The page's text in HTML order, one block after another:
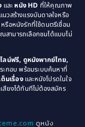
(1)
1978
1975
1970
1968
1963
และ หนัง HD ที่ให้คุณภาพ
วสร้างแรงบันดาลใจหรือ
หรือหนังรักที่ใช้ดนตรีเชื่อม
สามารถเลือกชมได้แบบไม่
ลน์ฟรี, ดูหนังพากย์ไทย,
ะกอบ พร้อมระบบค้นหาที่
มเรื่องและหนังโปรดในใจ
สียงได้ทันทีไม่ต้องสมัคร
ดูหนัง